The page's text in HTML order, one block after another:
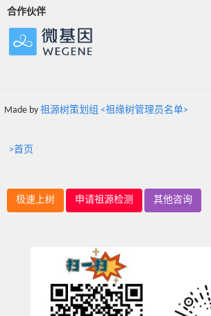
合作伙伴
Made by 祖源树策划组 <祖缘树管理员名单>
>首页
极速上树 申请祖源检测 其他咨询